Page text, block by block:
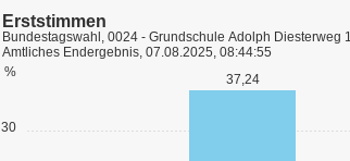
30
%
37,24
Erststimmen
Bundestagswahl, 0024 - Grundschule Adolph Diesterweg 1
Amtliches Endergebnis, 07.08.2025, 08:44:55